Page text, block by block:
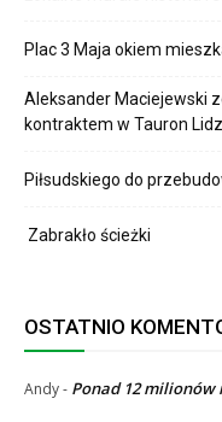
Plac 3 Maja okiem
Aleksander Maciejewski
kontraktem w Tauron
Piłsudskiego do
Zabrakło ścieżki
OSTATNIO
Andy- Ponad 12 milionów